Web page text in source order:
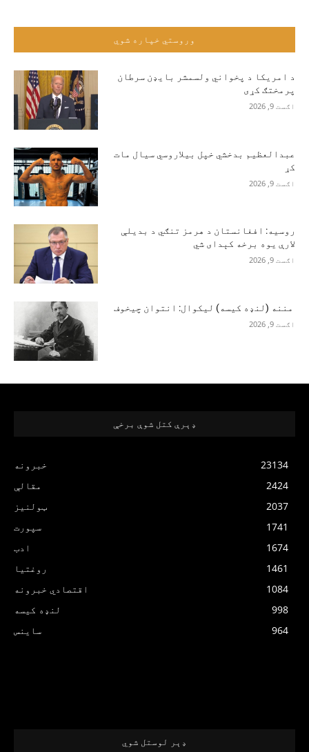
وروستي خپاره شوي
د امریکا د پخواني ولسمشر بایډن سرطان
پرمختګ کړی
اګست 9, 2026
عبدالعظیم بدخشي خپل بیلاروسي سیال مات
کړ
اګست 9, 2026
روسیه: افغانستان د هرمز تنګي د بدیلې
لارې یوه برخه کېدای شي
اګست 9, 2026
مننه (لنډه کیسه) لیکوال: انتوان چیخوف
اګست 9, 2026
ډېرې کتل شوې برخې
خبرونه
23134
مقالې
2424
ټولنیز
2037
سپورت
1741
ادب
1674
روغتیا
1461
اقتصادي خبرونه
1084
لنډه کیسه
998
ساینس
964
ډېر لوستل شوي